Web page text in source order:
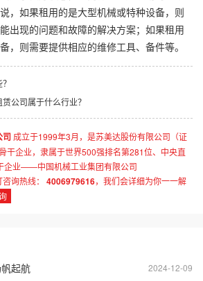
，如果租用的是大型机械或特种设备，则
出现的问题和故障的解决方案；如果租用
，则需要提供相应的维修工具、备件等。
公司属于什么行业？
司 成立于1999年3月，是苏美达股份有限公司（证
干企业，隶属于世界500强排名第281位、中央直
企业——中国机械工业集团有限公司
询热线：
4006979616，我们会详细为你一一解
2024-12-09
起航